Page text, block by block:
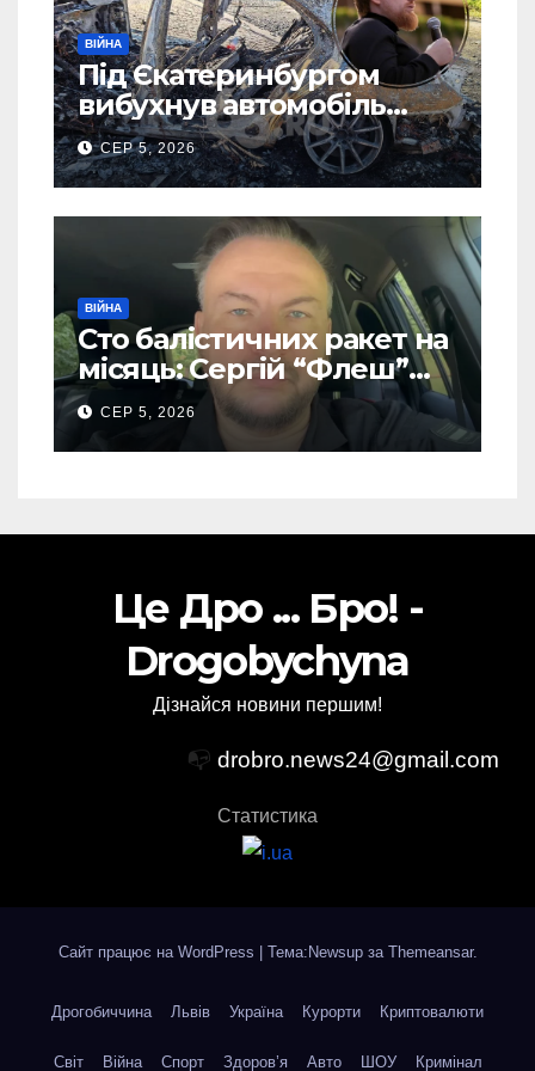
ВІЙНА
Під Єкатеринбургом
вибухнув автомобіль
голови компанії-
виробника дронів “Упир”
– перші подробиці
СЕР 5, 2026
ВІЙНА
Сто балістичних ракет на
місяць: Сергій “Флеш”
закликав українців
готуватися до гіршого
СЕР 5, 2026
Це Дро ... Бро! -
Drogobychyna
Дізнайся новини першим!
📭 drobro.news24@gmail.com
Статистика
Сайт працює на WordPress | Тема:Newsup за Themeansar.
Дрогобиччина Львів Україна Курорти Криптовалюти
Світ Війна Спорт Здоров’я Авто ШОУ Кримінал